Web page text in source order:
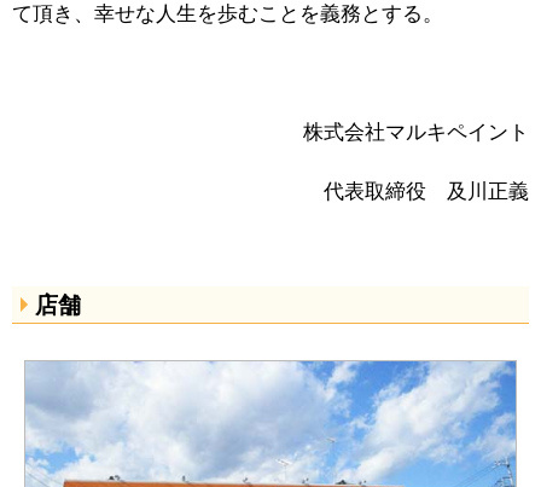
て頂き、幸せな人生を歩むことを義務とする。
株式会社マルキペイント
代表取締役 及川正義
店舗